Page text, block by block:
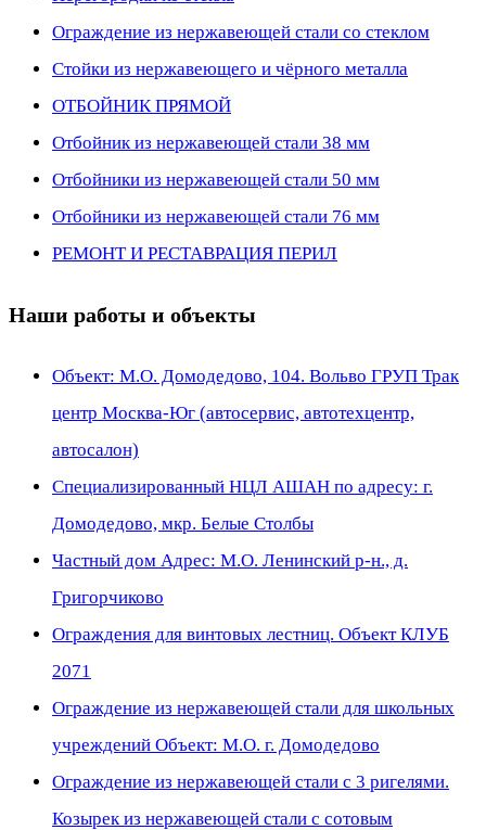
Ограждение из нержавеющей стали со стеклом
Стойки из нержавеющего и чёрного металла
ОТБОЙНИК ПРЯМОЙ
Отбойник из нержавеющей стали 38 мм
Отбойники из нержавеющей стали 50 мм
Отбойники из нержавеющей стали 76 мм
РЕМОНТ И РЕСТАВРАЦИЯ ПЕРИЛ
Наши работы и объекты
Объект: М.О. Домодедово, 104. Вольво ГРУП Трак
центр Москва-Юг (автосервис, автотехцентр,
автосалон)
Специализированный НЦЛ АШАН по адресу: г.
Домодедово, мкр. Белые Столбы
Частный дом Адрес: М.О. Ленинский р-н., д.
Григорчиково
Ограждения для винтовых лестниц. Объект КЛУБ
2071
Ограждение из нержавеющей стали для школьных
учреждений Объект: М.О. г. Домодедово
Ограждение из нержавеющей стали с 3 ригелями.
Козырек из нержавеющей стали с сотовым